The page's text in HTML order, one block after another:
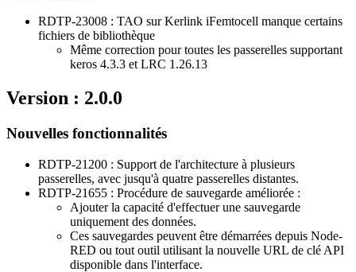
RDTP-23008 : TAO sur Kerlink iFemtocell manque certains
fichiers de bibliothèque
Même correction pour toutes les passerelles supportant
keros 4.3.3 et LRC 1.26.13
Version : 2.0.0
Nouvelles fonctionnalités
RDTP-21200 : Support de l'architecture à plusieurs
passerelles, avec jusqu'à quatre passerelles distantes.
RDTP-21655 : Procédure de sauvegarde améliorée :
Ajouter la capacité d'effectuer une sauvegarde
uniquement des données.
Ces sauvegardes peuvent être démarrées depuis Node-
RED ou tout outil utilisant la nouvelle URL de clé API
disponible dans l'interface.